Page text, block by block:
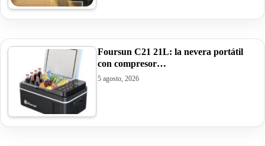
Foursun C21 21L: la nevera portátil
con compresor…
5 agosto, 2026